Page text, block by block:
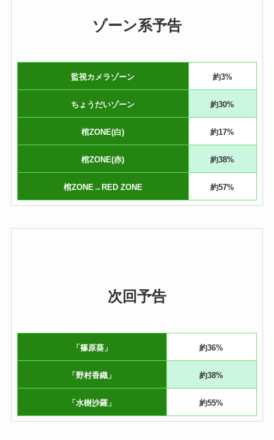
ゾーン系予告
監視カメラゾーン 約3%
ちょうだいゾーン 約30%
棺ZONE(白) 約17%
棺ZONE(赤) 約38%
棺ZONE→RED ZONE 約57%
次回予告
「篠原葵」 約36%
「野村香織」 約38%
「水樹沙羅」 約55%